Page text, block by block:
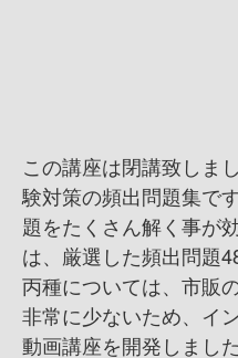
この講座は閉講致しま
験対策の頻出問題集で
題をたくさん解く事が
は、厳選した頻出問題
丙種については、市販
非常に少ないため、イ
動画講座を開発しまし